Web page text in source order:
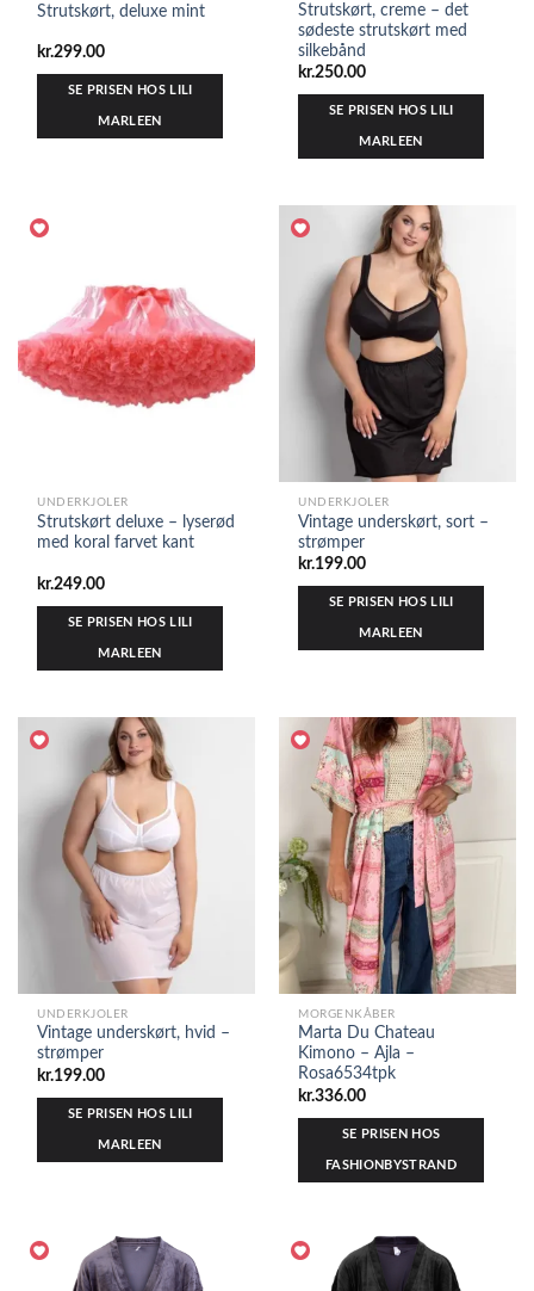
Strutskørt, deluxe mint
kr.299.00
SE PRISEN HOS LILI
MARLEEN
Strutskørt, creme – det
sødeste strutskørt med
silkebånd
kr.250.00
SE PRISEN HOS LILI
MARLEEN
UNDERKJOLER
Strutskørt deluxe – lyserød
med koral farvet kant
kr.249.00
SE PRISEN HOS LILI
MARLEEN
UNDERKJOLER
Vintage underskørt, sort –
strømper
kr.199.00
SE PRISEN HOS LILI
MARLEEN
UNDERKJOLER
Vintage underskørt, hvid –
strømper
kr.199.00
SE PRISEN HOS LILI
MARLEEN
MORGENKÅBER
Marta Du Chateau
Kimono – Ajla –
Rosa6534tpk
kr.336.00
SE PRISEN HOS
FASHIONBYSTRAND